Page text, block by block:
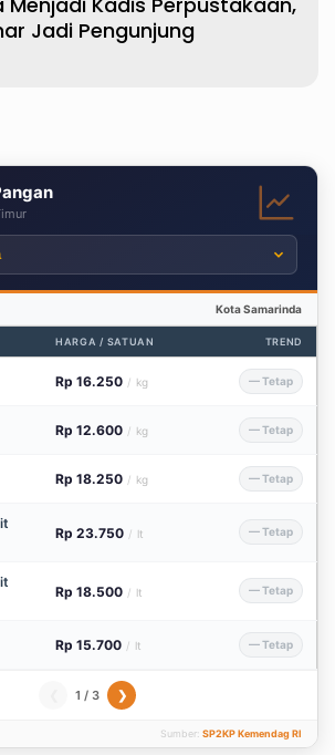
Jadi Pengunjung
Kota Samarinda
HARGA / SATUAN TREND
Rp 16.250 / kg — Tetap
Rp 12.600 / kg — Tetap
Rp 18.250 / kg — Tetap
Rp 23.750 / lt — Tetap
Rp 18.500 / lt — Tetap
Rp 15.700 / lt — Tetap
1 / 3 ❯
Sumber: SP2KP Kemendag RI